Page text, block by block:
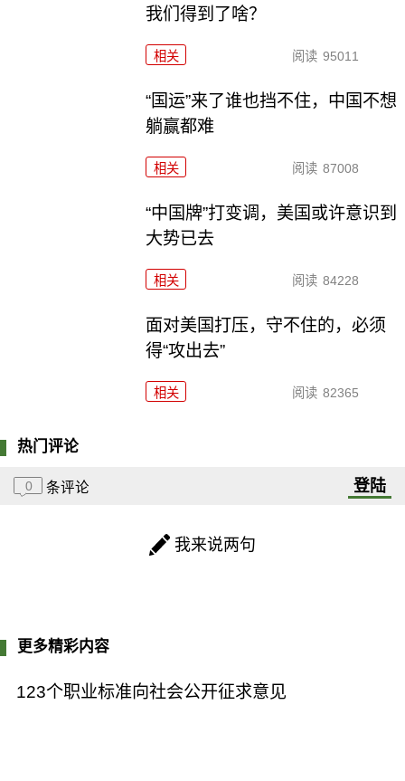
我们得到了啥？
相关 阅读 95011
“国运”来了谁也挡不住，中国不想
躺赢都难
相关 阅读 87008
“中国牌”打变调，美国或许意识到
大势已去
相关 阅读 84228
面对美国打压，守不住的，必须
得“攻出去”
相关 阅读 82365
热门评论
0 条评论 登陆
我来说两句
更多精彩内容
123个职业标准向社会公开征求意见